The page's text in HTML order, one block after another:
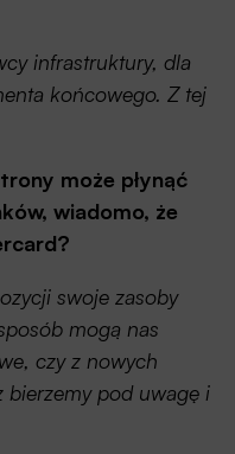
infrastruktury, dla
końcowego. Z tej
może płynąć
wiadomo, że
swoje zasoby
mogą nas
czy z nowych
bierzemy pod uwagę i